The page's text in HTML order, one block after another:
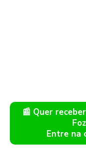
📰 Quer
Entre na